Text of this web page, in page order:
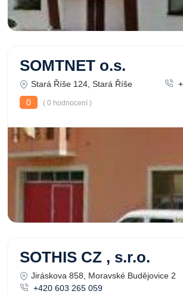
SOMTNET o.s.
Stará Říše 124, Stará Říše
0
( 0 hodnocení )
SOTHIS CZ , s.r.o.
Jiráskova 858, Moravské Budějovice 2
+420 603 265 059